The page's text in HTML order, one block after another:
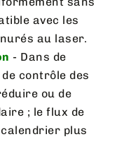
avec les
au laser.
- Dans de
contrôle des
ou de
; le flux de
plus